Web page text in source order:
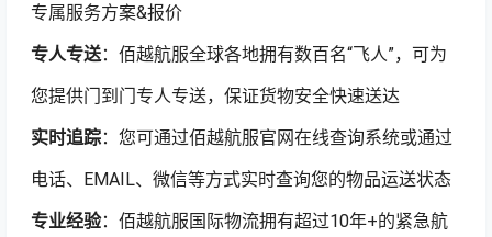
专属服务方案&报价
专人专送：佰越航服全球各地拥有数百名“飞人”，可为
您提供门到门专人专送，保证货物安全快速送达
实时追踪：您可通过佰越航服官网在线查询系统或通过
电话、EMAIL、微信等方式实时查询您的物品运送状态
专业经验：佰越航服国际物流拥有超过10年+的紧急航